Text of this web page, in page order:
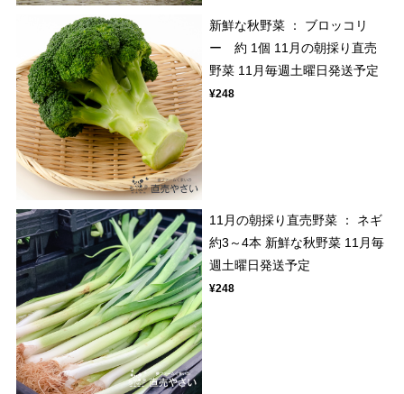
新鮮な秋野菜 ： ブロッコリ
ー 約 1個 11月の朝採り直売
野菜 11月毎週土曜日発送予定
¥248
11月の朝採り直売野菜 ： ネギ
約3～4本 新鮮な秋野菜 11月毎
週土曜日発送予定
¥248